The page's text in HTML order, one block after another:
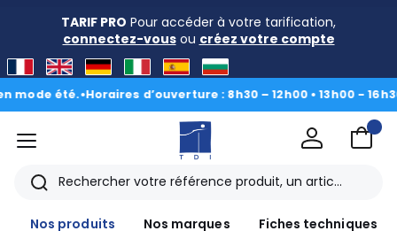
TARIF PRO Pour accéder à votre tarification,
connectez-vousou créez votre compte
été.•Horaires d’ouverture : 8h30 – 12h00 • 13h00 - 16h30 |Du 3
menu
Rechercher
Nos produits
Nos marques Fiches techniques